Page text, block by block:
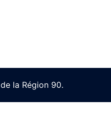
la Région 90.